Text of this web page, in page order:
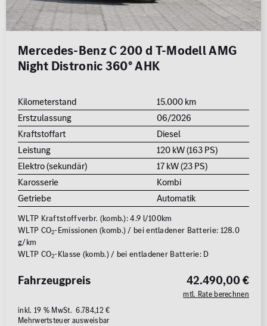
Mercedes-Benz C 200 d T-Modell AMG
Night Distronic 360° AHK
Kilometerstand
15.000 km
Erstzulassung
06/2026
Kraftstoffart
Diesel
Leistung
120 kW (163 PS)
Elektro (sekundär)
17 kW (23 PS)
Karosserie
Kombi
Getriebe
Automatik
WLTP Kraftstoffverbr. (komb.): 4.9 l/100km
WLTP CO2-Emissionen (komb.) / bei entladener Batterie: 128.0
g/km
WLTP CO2-Klasse (komb.) / bei entladener Batterie: D
42.490,00 €
mtl. Rate berechnen
Fahrzeugpreis
inkl. 19 % MwSt. 6.784,12 €
Mehrwertsteuer ausweisbar